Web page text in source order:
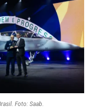
Foto: Saab.